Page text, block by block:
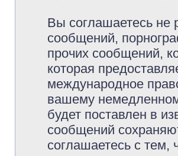
Вы соглашаетесь не
сообщений,
прочих сообщений,
которая
международное
вашему
будет поставлен в
сообщений
соглашаетесь с